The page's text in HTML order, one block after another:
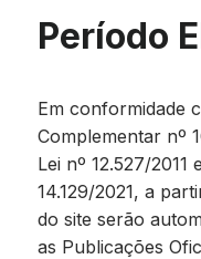
Período
Em conformidade
Complementar nº
Lei nº 12.527/2011
14.129/2021, a
do site serão
as Publicações